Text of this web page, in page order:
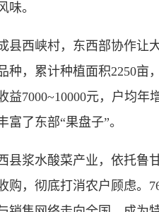
味。
西峡村，东西部协作让大
种，累计种植面积2250亩
益7000~10000元，户均
富了东部“果盘子”。
浆水酸菜产业，依托鲁甘
购，彻底打消农户顾虑。